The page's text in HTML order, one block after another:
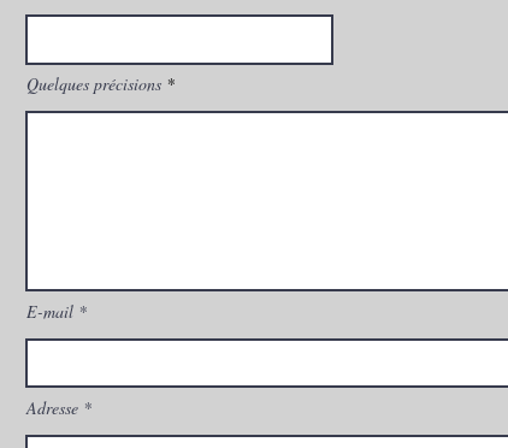
Quelques précisions
E-mail
Adresse